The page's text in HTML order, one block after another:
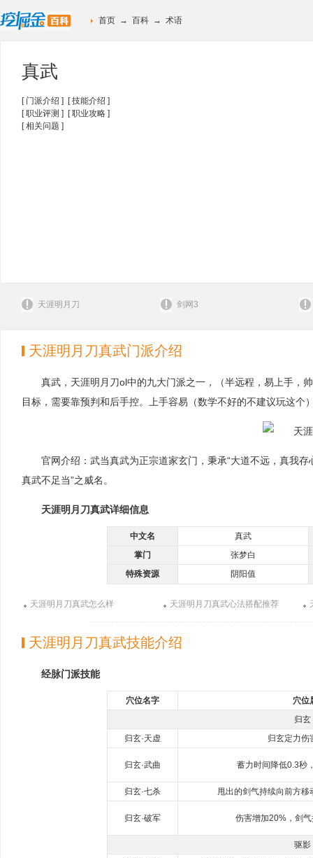
首页 → 百科 → 术语
真武
[ 门派介绍 ] [技能介绍 ]
[职业评测 ] [职业攻略 ]
[相关问题 ]
天涯明月刀 剑网3
天涯明月刀真武门派介绍
真武，天涯明月刀ol中的九大门派之一，（半远程，易上手，
目标，需要靠预判和后手控。上手容易（数学不好的不建议玩这个
官网介绍：武当真武为正宗道家玄门，秉承“大道不远，真我
真武不足当”之威名。
天涯明月刀真武详细信息
中文名
真武
掌门
张梦白
特殊资源
阴阳值
天涯明月刀真武怎么样 天涯明月刀真武心法搭配推荐
天涯明月刀真武技能介绍
经脉门派技能
穴位名字
穴位
归玄
归玄·天虚
归玄定力伤
归玄·武曲 蓄力时间降低0.3秒
归玄·七杀 甩出的剑气持续向前方
归玄·破军 伤害增加20%，剑
驱影